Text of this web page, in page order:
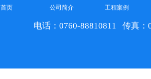
首页 公司简介 工程案例
电话：0760-88810811 传真